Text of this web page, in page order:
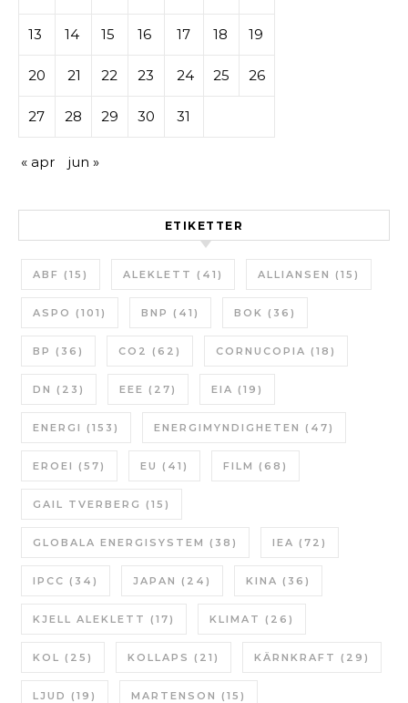
13 14 15 16 17 18 19
20 21 22 23 24 25 26
27 28 29 30 31
« apr jun »
ETIKETTER
ABF (15) ALEKLETT (41) ALLIANSEN (15)
ASPO (101) BNP (41) BOK (36)
BP (36) CO2 (62) CORNUCOPIA (18)
DN (23) EEE (27) EIA (19)
ENERGI (153) ENERGIMYNDIGHETEN (47)
EROEI (57) EU (41) FILM (68)
GAIL TVERBERG (15)
GLOBALA ENERGISYSTEM (38) IEA (72)
IPCC (34) JAPAN (24) KINA (36)
KJELL ALEKLETT (17) KLIMAT (26)
KOL (25) KOLLAPS (21) KÄRNKRAFT (29)
LJUD (19) MARTENSON (15)